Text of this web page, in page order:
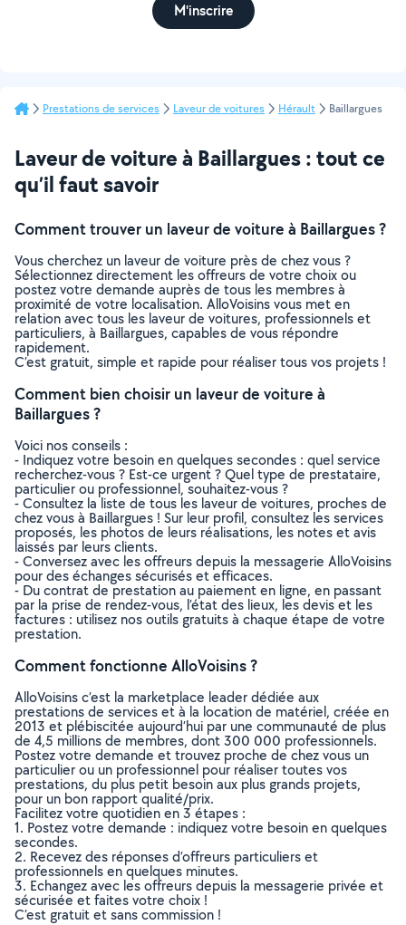
M'inscrire
Prestations de services Laveur de voitures Hérault Baillargues
Laveur de voiture à Baillargues : tout ce
qu’il faut savoir
Comment trouver un laveur de voiture à Baillargues ?
Vous cherchez un laveur de voiture près de chez vous ?
Sélectionnez directement les offreurs de votre choix ou
postez votre demande auprès de tous les membres à
proximité de votre localisation. AlloVoisins vous met en
relation avec tous les laveur de voitures, professionnels et
particuliers, à Baillargues, capables de vous répondre
rapidement.
C’est gratuit, simple et rapide pour réaliser tous vos projets !
Comment bien choisir un laveur de voiture à
Baillargues ?
Voici nos conseils :
- Indiquez votre besoin en quelques secondes : quel service
recherchez-vous ? Est-ce urgent ? Quel type de prestataire,
particulier ou professionnel, souhaitez-vous ?
- Consultez la liste de tous les laveur de voitures, proches de
chez vous à Baillargues ! Sur leur profil, consultez les services
proposés, les photos de leurs réalisations, les notes et avis
laissés par leurs clients.
- Conversez avec les offreurs depuis la messagerie AlloVoisins
pour des échanges sécurisés et efficaces.
- Du contrat de prestation au paiement en ligne, en passant
par la prise de rendez-vous, l’état des lieux, les devis et les
factures : utilisez nos outils gratuits à chaque étape de votre
prestation.
Comment fonctionne AlloVoisins ?
AlloVoisins c’est la marketplace leader dédiée aux
prestations de services et à la location de matériel, créée en
2013 et plébiscitée aujourd’hui par une communauté de plus
de 4,5 millions de membres, dont 300 000 professionnels.
Postez votre demande et trouvez proche de chez vous un
particulier ou un professionnel pour réaliser toutes vos
prestations, du plus petit besoin aux plus grands projets,
pour un bon rapport qualité/prix.
Facilitez votre quotidien en 3 étapes :
1. Postez votre demande : indiquez votre besoin en quelques
secondes.
2. Recevez des réponses d’offreurs particuliers et
professionnels en quelques minutes.
3. Echangez avec les offreurs depuis la messagerie privée et
sécurisée et faites votre choix !
C’est gratuit et sans commission !